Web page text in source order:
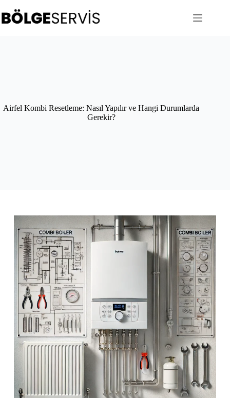
to
content
Airfel Kombi Resetleme: Nasıl Yapılır ve Hangi Durumlarda
Gerekir?